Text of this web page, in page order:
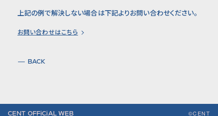
上記の例で解決しない場合は下記よりお問い合わせください。
お問い合わせはこちら
BACK
CENT OFFiCiAL WEB ©CENT